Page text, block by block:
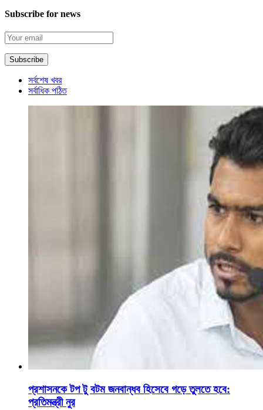
Subscribe for news
সর্বশেষ খবর
সর্বাধিক পঠিত
প্রশাসনকে টপ টু বটম জনবান্ধব হিসেবে গড়ে তুলতে হবে:
প্রতিমন্ত্রী নুর